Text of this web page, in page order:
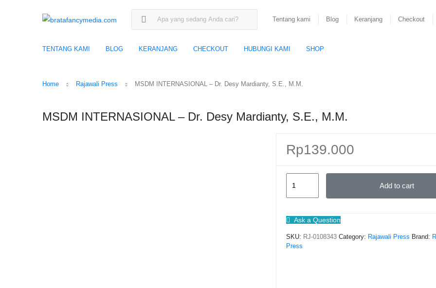
Search for:
Tentang kami Blog Keranjang Checkout
TENTANG KAMI BLOG KERANJANG CHECKOUT HUBUNGI KAMI SHOP
Home Rajawali Press MSDM INTERNASIONAL – Dr. Desy Mardianty, S.E., M.M.
MSDM INTERNASIONAL – Dr. Desy Mardianty, S.E., M.M.
Rp139.000
Dr.
Mardianty,
Add to cart
Ask a Question
SKU: RJ-0108343 Category: Rajawali Press Brand:
Press